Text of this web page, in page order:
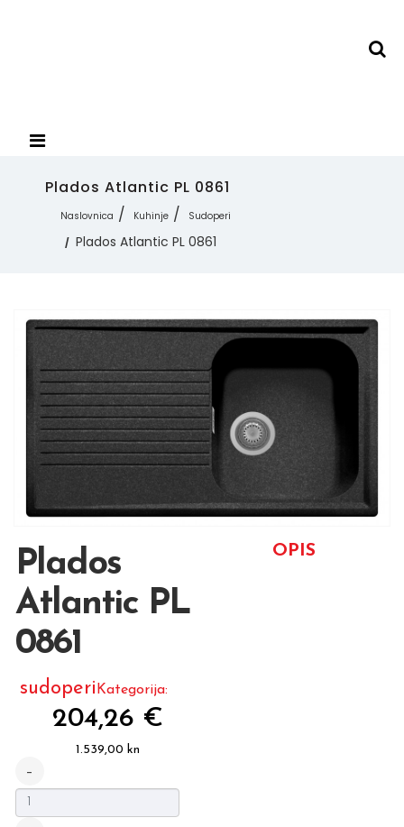
Plados Atlantic PL 0861
Naslovnica Kuhinje Sudoperi
Plados Atlantic PL 0861
Plados
Atlantic PL
0861
Kategorija:
sudoperi
204,26 €
1.539,00 kn
OPIS